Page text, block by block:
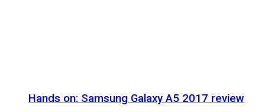
Hands on: Samsung Galaxy A5 2017 review